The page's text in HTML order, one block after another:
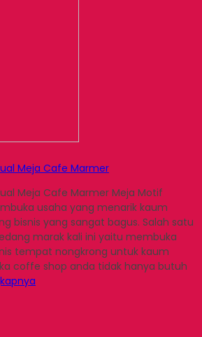
Meja Cafe Marmer
Meja Cafe Marmer Meja Motif
usaha yang menarik kaum
bisnis yang sangat bagus. Salah satu
marak kali ini yaitu membuka
tempat nongkrong untuk kaum
coffe shop anda tidak hanya butuh